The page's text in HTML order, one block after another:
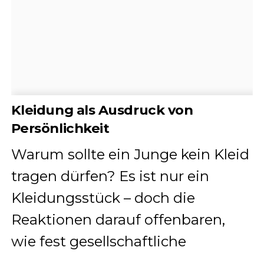
Kleidung als Ausdruck von
Persönlichkeit
Warum sollte ein Junge kein Kleid
tragen dürfen? Es ist nur ein
Kleidungsstück – doch die
Reaktionen darauf offenbaren,
wie fest gesellschaftliche